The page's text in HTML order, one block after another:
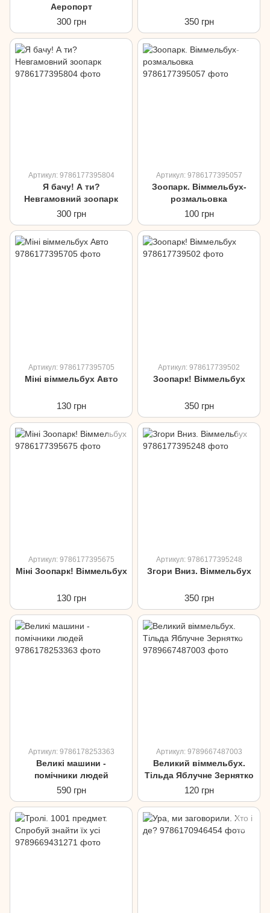
Аеропорт
300 грн 350 грн
Артикул: 9786177395804
Я бачу! А ти?
Невгамовний зоопарк
300 грн
Артикул: 9786177395057
Зоопарк. Віммельбух-
розмальовка
100 грн
Артикул: 9786177395705
Міні віммельбух Авто
130 грн
Артикул: 978617739502
Зоопарк! Віммельбух
350 грн
Артикул: 9786177395675
Міні Зоопарк! Віммельбух
130 грн
Артикул: 9786177395248
Згори Вниз. Віммельбух
350 грн
Артикул: 9786178253363
Великі машини -
помічники людей
590 грн
Артикул: 9789667487003
Великий віммельбух.
Тільда Яблучне Зернятко
120 грн